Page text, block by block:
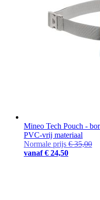
Mineo Tech Pouch -
PVC-vrij materiaal
Normale prijs € 35,00
vanaf € 24,50